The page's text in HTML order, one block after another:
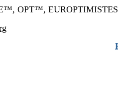
EUROPTIMISTES™,